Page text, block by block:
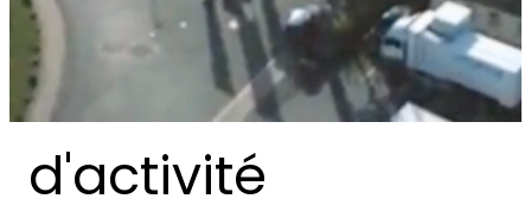
Nos secteurs
d'activité